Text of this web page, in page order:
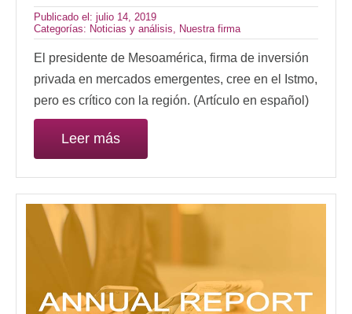
Publicado el: julio 14, 2019
Categorías: Noticias y análisis, Nuestra firma
El presidente de Mesoamérica, firma de inversión
privada en mercados emergentes, cree en el Istmo,
pero es crítico con la región. (Artículo en español)
Leer más